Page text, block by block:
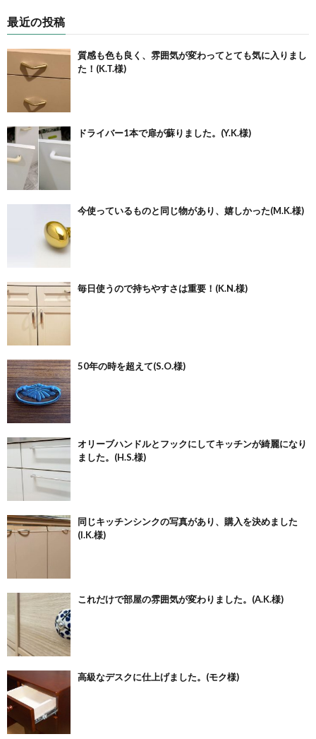
最近の投稿
質感も色も良く、雰囲気が変わってとても気に入りまし
た！(K.T.様)
ドライバー1本で扉が蘇りました。(Y.K.様)
今使っているものと同じ物があり、嬉しかった(M.K.様)
毎日使うので持ちやすさは重要！(K.N.様)
50年の時を超えて(S.O.様)
オリーブハンドルとフックにしてキッチンが綺麗になり
ました。(H.S.様)
同じキッチンシンクの写真があり、購入を決めました
(I.K.様)
これだけで部屋の雰囲気が変わりました。(A.K.様)
高級なデスクに仕上げました。(モク様)